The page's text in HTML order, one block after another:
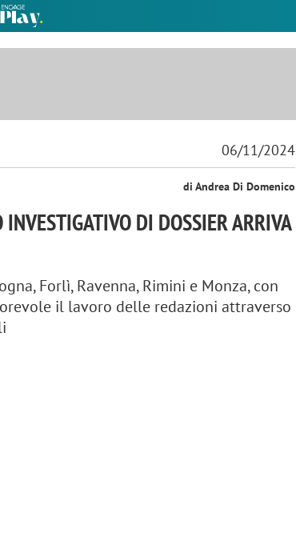
06/11/2024
di Andrea Di Domenico
DI DOSSIER ARRIVA
Forlì, Ravenna, Rimini e Monza, con
il lavoro delle redazioni attraverso